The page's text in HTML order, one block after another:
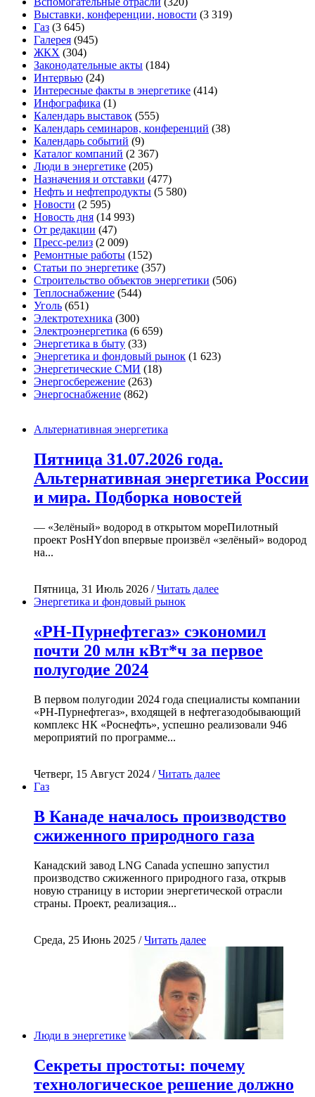
Выставки, конференции, новости (3 319)
Газ (3 645)
Галерея (945)
ЖКХ (304)
Законодательные акты (184)
Интервью (24)
Интересные факты в энергетике (414)
Инфографика (1)
Календарь выставок (555)
Календарь семинаров, конференций (38)
Календарь событий (9)
Каталог компаний (2 367)
Люди в энергетике (205)
Назначения и отставки (477)
Нефть и нефтепродукты (5 580)
Новости (2 595)
Новость дня (14 993)
От редакции (47)
Пресс-релиз (2 009)
Ремонтные работы (152)
Статьи по энергетике (357)
Строительство объектов энергетики (506)
Теплоснабжение (544)
Уголь (651)
Электротехника (300)
Электроэнергетика (6 659)
Энергетика в быту (33)
Энергетика и фондовый рынок (1 623)
Энергетические СМИ (18)
Энергосбережение (263)
Энергоснабжение (862)
Альтернативная энергетика
Пятница 31.07.2026 года.
Альтернативная энергетика России
и мира. Подборка новостей
— «Зелёный» водород в открытом мореПилотный
проект PosHYdon впервые произвёл «зелёный» водород
на...
Пятница, 31 Июль 2026 /Читать далее
Энергетика и фондовый рынок
«РН-Пурнефтегаз» сэкономил
почти 20 млн кВт*ч за первое
полугодие 2024
В первом полугодии 2024 года специалисты компании
«РН-Пурнефтегаз», входящей в нефтегазодобывающий
комплекс НК «Роснефть», успешно реализовали 946
мероприятий по программе...
Четверг, 15 Август 2024 /Читать далее
Газ
В Канаде началось производство
сжиженного природного газа
Канадский завод LNG Canada успешно запустил
производство сжиженного природного газа, открыв
новую страницу в истории энергетической отрасли
страны. Проект, реализация...
Среда, 25 Июнь 2025 /Читать далее
Люди в энергетике
Секреты простоты: почему
технологическое решение должно